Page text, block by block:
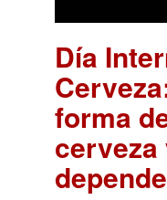
Día
forma
cerveza